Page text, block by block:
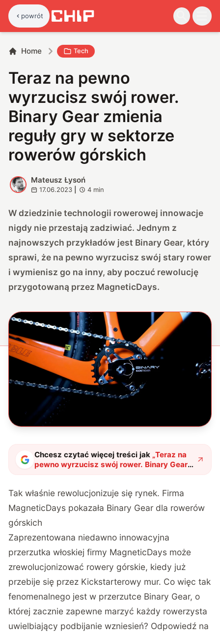
powrót
Home Tech
Teraz na pewno
wyrzucisz swój rower.
Binary Gear zmienia
reguły gry w sektorze
rowerów górskich
M
Mateusz Łysoń
17.06.2023 4 min
W dziedzinie technologii rowerowej innowacje
nigdy nie przestają zadziwiać. Jednym z
najnowszych przykładów jest Binary Gear, który
sprawi, że na pewno wyrzucisz swój stary rower
i wymienisz go na inny, aby poczuć rewolucję
przygotowaną przez MagneticDays.
Chcesz czytać więcej treści jak „Teraz na
pewno wyrzucisz swój rower. Binary Gear
zmienia reguły gry w sektorze rowerów
Tak właśnie rewolucjonizuje się rynek. Firma
MagneticDays pokazała Binary Gear dla rowerów
górskich
Zaprezentowana niedawno innowacyjna
przerzutka włoskiej firmy MagneticDays może
zrewolucjonizować rowery górskie, kiedy już
przebije się przez Kickstarterowy mur. Co więc tak
fenomenalnego jest w przerzutce Binary Gear, o
której zacznie zapewne marzyć każdy rowerzysta
uwielbiający podbijanie wzniesień? Odpowiedź na